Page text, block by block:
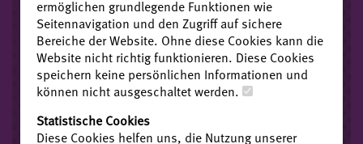
ermöglichen grundlegende Funktionen wie
Seitennavigation und den Zugriff auf sichere
Bereiche der Website. Ohne diese Cookies kann die
Website nicht richtig funktionieren. Diese Cookies
speichern keine persönlichen Informationen und
können nicht ausgeschaltet werden.
Statistische Cookies
Diese Cookies helfen uns, die Nutzung unserer
Wie war die Gesellschaft um 1500 aufgebaut?
Wer hatte welche Rechte und...
➸ ZU DEN BEITRÄGEN